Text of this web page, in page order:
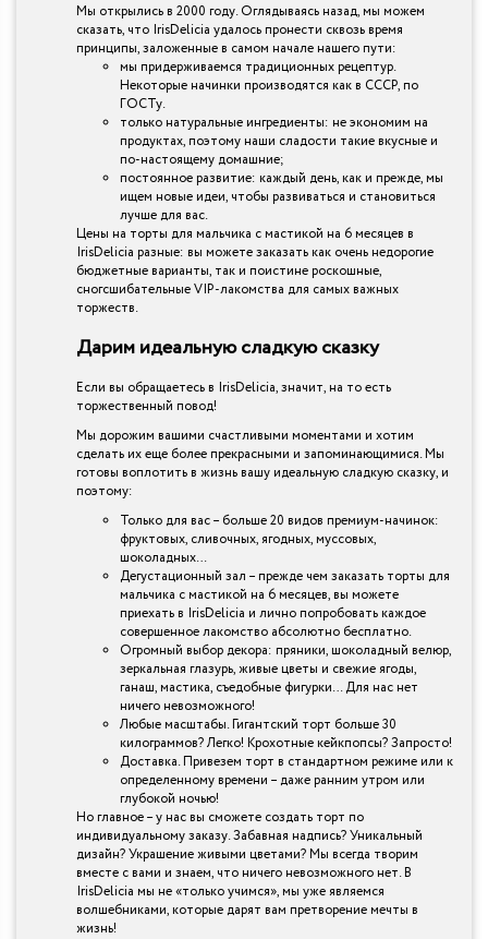
Мы открылись в 2000 году. Оглядываясь назад, мы можем
сказать, что IrisDelicia удалось пронести сквозь время
принципы, заложенные в самом начале нашего пути:
мы придерживаемся традиционных рецептур.
Некоторые начинки производятся как в СССР, по
ГОСТу.
только натуральные ингредиенты: не экономим на
продуктах, поэтому наши сладости такие вкусные и
по-настоящему домашние;
постоянное развитие: каждый день, как и прежде, мы
ищем новые идеи, чтобы развиваться и становиться
лучше для вас.
Цены на торты для мальчика с мастикой на 6 месяцев в
IrisDelicia разные: вы можете заказать как очень недорогие
бюджетные варианты, так и поистине роскошные,
сногсшибательные VIP-лакомства для самых важных
торжеств.
Дарим идеальную сладкую сказку
Если вы обращаетесь в IrisDelicia, значит, на то есть
торжественный повод!
Мы дорожим вашими счастливыми моментами и хотим
сделать их еще более прекрасными и запоминающимися. Мы
готовы воплотить в жизнь вашу идеальную сладкую сказку, и
поэтому:
Только для вас – больше 20 видов премиум-начинок:
фруктовых, сливочных, ягодных, муссовых,
шоколадных…
Дегустационный зал – прежде чем заказать торты для
мальчика с мастикой на 6 месяцев, вы можете
приехать в IrisDelicia и лично попробовать каждое
совершенное лакомство абсолютно бесплатно.
Огромный выбор декора: пряники, шоколадный велюр,
зеркальная глазурь, живые цветы и свежие ягоды,
ганаш, мастика, съедобные фигурки… Для нас нет
ничего невозможного!
Любые масштабы. Гигантский торт больше 30
килограммов? Легко! Крохотные кейкпопсы? Запросто!
Доставка. Привезем торт в стандартном режиме или к
определенному времени – даже ранним утром или
глубокой ночью!
Но главное – у нас вы сможете создать торт по
индивидуальному заказу. Забавная надпись? Уникальный
дизайн? Украшение живыми цветами? Мы всегда творим
вместе с вами и знаем, что ничего невозможного нет. В
IrisDelicia мы не «только учимся», мы уже являемся
волшебниками, которые дарят вам претворение мечты в
жизнь!